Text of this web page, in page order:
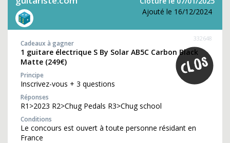
Ajouté le 16/12/2024
332648
Cadeaux à gagner
1 guitare électrique S By Solar AB5C Carbon Black
Matte (249€)
Principe
Inscrivez-vous + 3 questions
Réponses
R1>2023 R2>Chug Pedals R3>Chug school
Conditions
Le concours est ouvert à toute personne résidant en
France